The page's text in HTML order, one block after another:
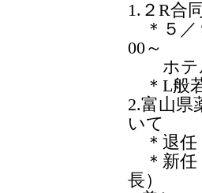
1.２R合
＊５／
00～
ホテル
＊L般
2.富山県
いて
＊退任
＊新任
長）